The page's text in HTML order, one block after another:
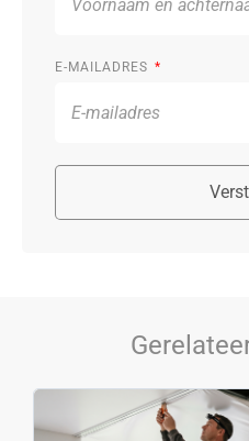
E-MAILADRES